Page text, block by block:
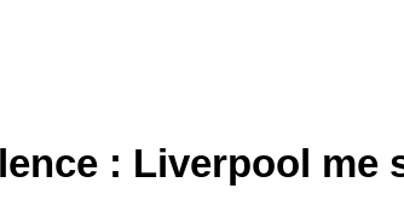
: Liverpool me